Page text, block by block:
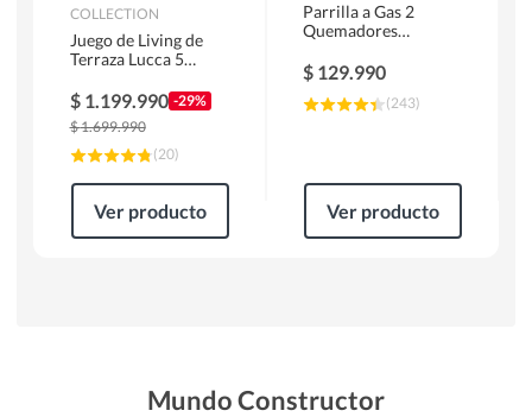
COLLECTION
Juego de Living de
Terraza Lucca 5
$ 1.199.990 -29%
$1.699.990
(20)
Ver producto
Parrilla a Gas 2
Quemadores
$ 129.990
(243)
Ver producto
Mundo Constructor